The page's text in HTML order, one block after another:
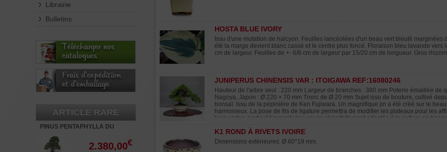
Librairie
Bulletins
Télécharger nos
catalogues
Frais d'expédition
et d'emballage
ARTICLE RARE
PINUS PENTAPHYLLA DU
2.380,00€
HOSTA BLUE IVORY
Issu d'une mutation de halcyon. Feuilles lancéolées d'un beau vert bleuté marginées
été la marge devient blanc cassé et le centre plus foncé. Floraison bleu lavande vers
cm de largeur. Feuilles de +- 6/8 cm de largeur par 15/20 cm de longueur. Gros
JUNIPERUS CHINENSIS VAR : ITOIGAWA REF:16080246
Hauteur de l'arbre seul : 220 mm Largeur de branches : 380 mm Poterie émaillée de
Nagoya, Japon : Ø 220 × 70 mm Tronc de Ø 20 mm Sujet issu de bouture, cultivé
bonsaï. Issu de la pépinière de Ken Fujiwara. Un magnifique jin a été créé sur le
harmonieux. La pose de fils de ligature permettra de modifier les plateaux pour les
bien vertes, particulièrement vigoureuse et parfaitement adaptée à la culture en
durant toute la période de végétation. Vendu sans sa tablette. Photographié en août
le Juniperus ?
K1 ROND À RIVETS IVOIRE
Dimensions extérieures: Ø 60*19 mm.